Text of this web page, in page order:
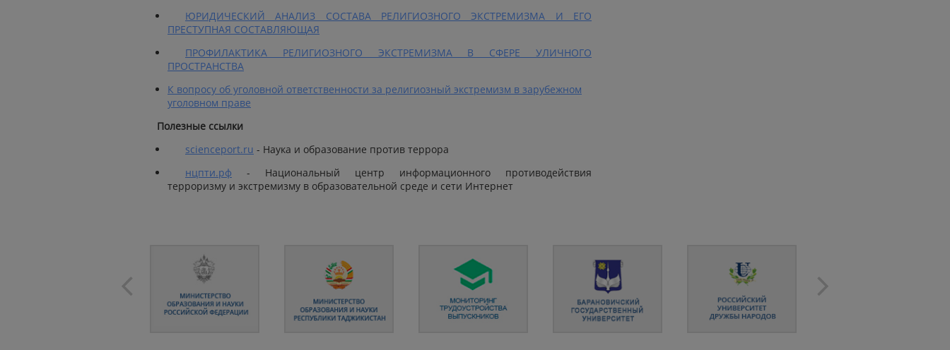
ЮРИДИЧЕСКИЙ АНАЛИЗ СОСТАВА РЕЛИГИОЗНОГО ЭКСТРЕМИЗМА И ЕГО
ПРЕСТУПНАЯ СОСТАВЛЯЮЩАЯ
ПРОФИЛАКТИКА РЕЛИГИОЗНОГО ЭКСТРЕМИЗМА В СФЕРЕ УЛИЧНОГО
ПРОСТРАНСТВА
К вопросу об уголовной ответственности за религиозный экстремизм в зарубежном
уголовном праве
Полезные ссылки
scienceport.ru - Наука и образование против террора
нцпти.рф - Национальный центр информационного противодействия
терроризму и экстремизму в образовательной среде и сети Интернет